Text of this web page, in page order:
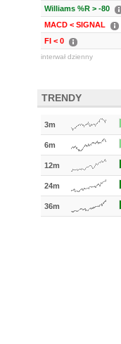
Williams %R > -80
MACD < SIGNAL
FI < 0
interwał dzienny
TRENDY
3m
6m
12m
24m
36m